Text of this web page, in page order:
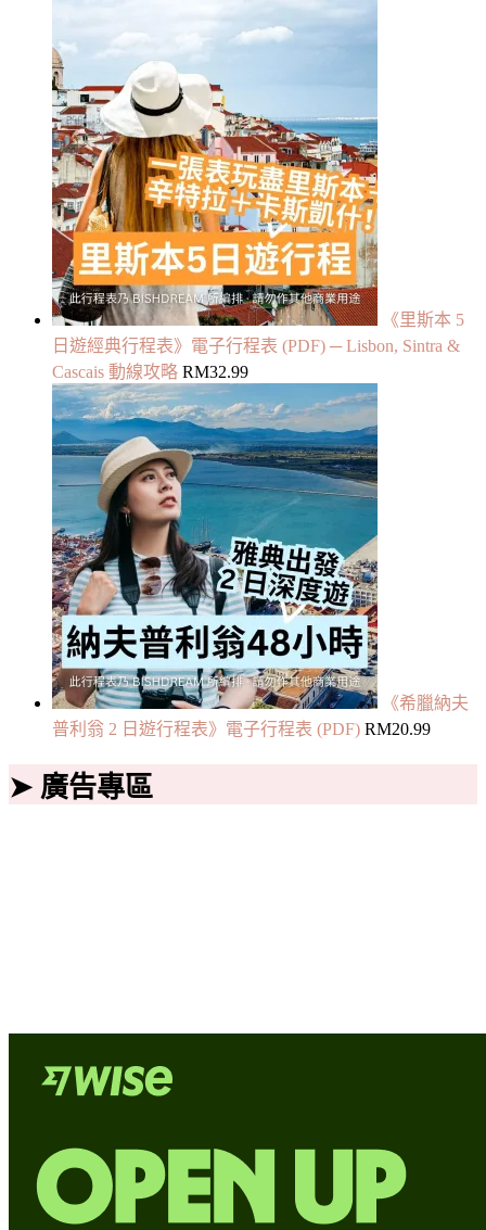
《里斯本 5
日遊經典行程表》電子行程表 (PDF) ─ Lisbon, Sintra &
Cascais 動線攻略 RM32.99
《希臘納夫
普利翁 2 日遊行程表》電子行程表 (PDF) RM20.99
➤ 廣告專區